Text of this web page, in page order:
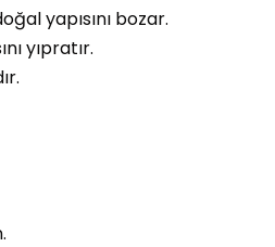
yapısını bozar.
yıpratır.